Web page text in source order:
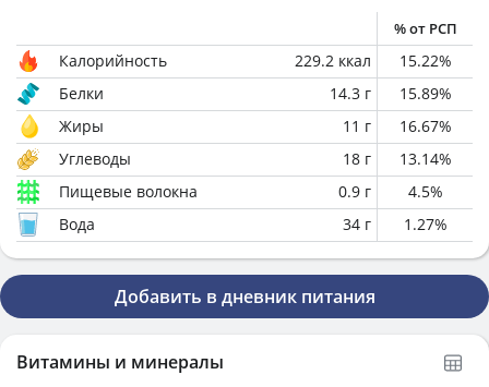
% от РСП
Калорийность 229.2 ккал 15.22%
Белки
14.3 г 15.89%
Жиры
11 г 16.67%
Углеводы
18 г 13.14%
Пищевые волокна
0.9 г 4.5%
Вода
34 г 1.27%
Добавить в дневник питания
Витамины и минералы